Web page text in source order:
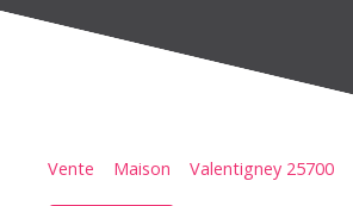
Vente Maison Valentigney 25700